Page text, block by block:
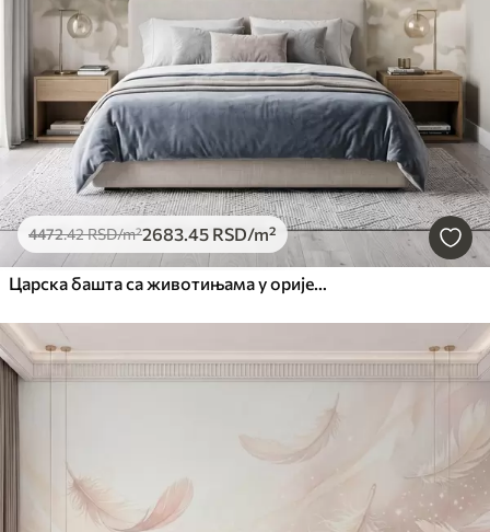
4472.42RSD/m²2683.45 RSD/m²
Царска башта са животињама у оријенталном стилу — мајмуном, леопардом, тигром, пауном и чапљом